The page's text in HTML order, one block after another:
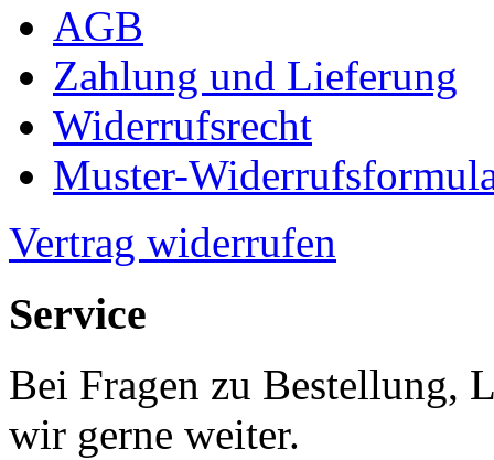
AGB
Zahlung und Lieferung
Widerrufsrecht
Muster-
Vertrag widerrufen
Service
Bei Fragen zu Bestellung,
wir gerne weiter.